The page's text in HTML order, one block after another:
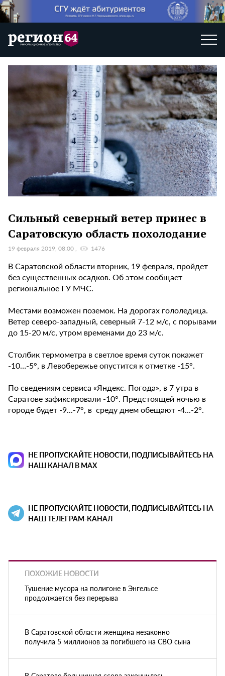
Сильный северный ветер принес в
Саратовскую область похолодание
19 февраля 2019, 08:00 1476
В Саратовской области вторник, 19 февраля, пройдет
без существенных осадков. Об этом сообщает
региональное ГУ МЧС.
Местами возможен поземок. На дорогах гололедица.
Ветер северо-западный, северный 7-12 м/с, с порывами
до 15-20 м/с, утром временами до 23 м/с.
Столбик термометра в светлое время суток покажет
-10…-5°, в Левобережье опустится к отметке -15°.
По сведениям сервиса «Яндекс. Погода», в 7 утра в
Саратове зафиксировали -10°. Предстоящей ночью в
городе будет -9...-7°, в среду днем обещают -4...-2°.
НЕ ПРОПУСКАЙТЕ НОВОСТИ, ПОДПИСЫВАЙТЕСЬ НА
НАШ КАНАЛ В MAX
НЕ ПРОПУСКАЙТЕ НОВОСТИ, ПОДПИСЫВАЙТЕСЬ НА
НАШ ТЕЛЕГРАМ-КАНАЛ
ПОХОЖИЕ НОВОСТИ
Тушение мусора на полигоне в Энгельсе
продолжается без перерыва
В Саратовской области женщина незаконно
получила 5 миллионов за погибшего на СВО сына